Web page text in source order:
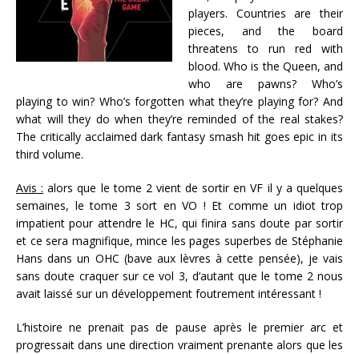
players. Countries are their
pieces, and the board
threatens to run red with
blood. Who is the Queen, and
who are pawns? Who’s
playing to win? Who’s forgotten what they’re playing for? And
what will they do when they’re reminded of the real stakes?
The critically acclaimed dark fantasy smash hit goes epic in its
third volume.
Avis : alors que le tome 2 vient de sortir en VF il y a quelques
semaines, le tome 3 sort en VO ! Et comme un idiot trop
impatient pour attendre le HC, qui finira sans doute par sortir
et ce sera magnifique, mince les pages superbes de Stéphanie
Hans dans un OHC (bave aux lèvres à cette pensée), je vais
sans doute craquer sur ce vol 3, d’autant que le tome 2 nous
avait laissé sur un développement foutrement intéressant !
L’histoire ne prenait pas de pause après le premier arc et
progressait dans une direction vraiment prenante alors que les